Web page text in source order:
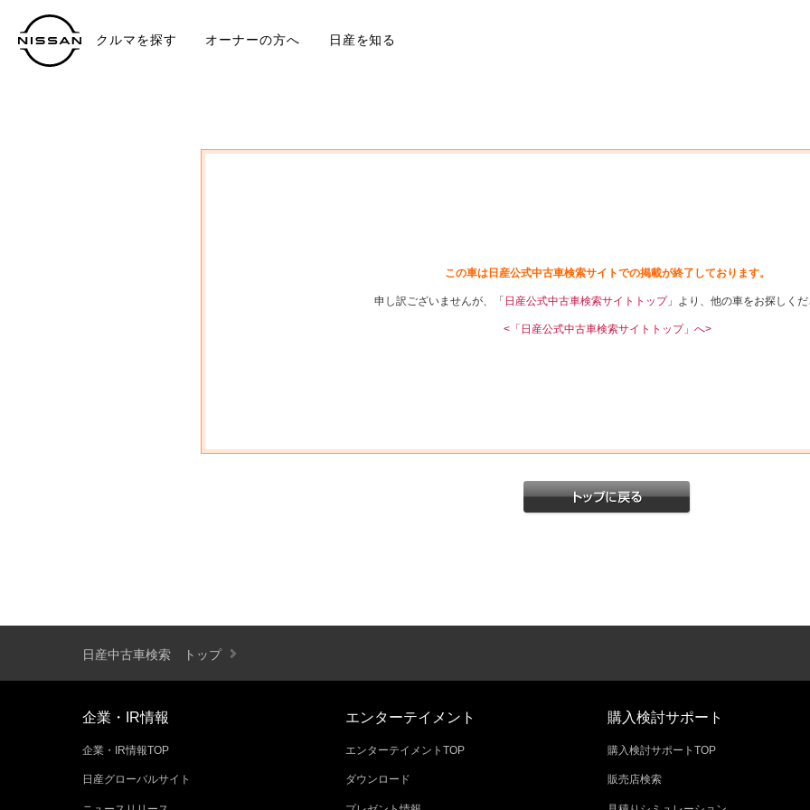
クルマを探す オーナーの方へ 日産を知る
この車は日産公式中古車検索サイトでの掲載が終了しております。
申し訳ございませんが、「 日産公式中古車検索サイトトップ」より、他の車をお探しくだ
<「日産公式中古車検索サイトトップ」へ>
日産中古車検索 トップ
企業・IR情報
企業・IR情報TOP
日産グローバルサイト
エンターテイメント
エンターテイメントTOP
ダウンロード
購入検討サポート
購入検討サポートTOP
販売店検索